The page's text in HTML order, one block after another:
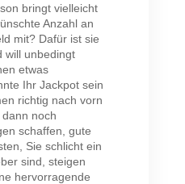
bringt vielleicht
Anzahl an
mit? Dafür ist sie
will unbedingt
etwas
Ihr Jackpot sein
richtig nach vorn
noch
schaffen, gute
Sie schlicht ein
sind, steigen
hervorragende